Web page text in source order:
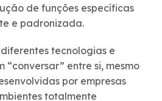
de funções específicas
e padronizada.
tecnologias e
entre si, mesmo
por empresas
totalmente